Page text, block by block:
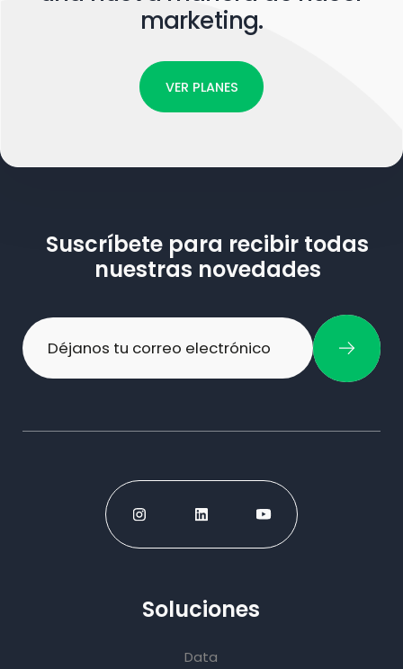
marketing.
VER PLANES
Suscríbete para recibir todas
nuestras novedades
Soluciones
Data